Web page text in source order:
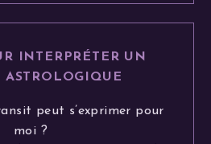
INTERPRÉTER UN
ASTROLOGIQUE
peut s’exprimer pour
moi ?